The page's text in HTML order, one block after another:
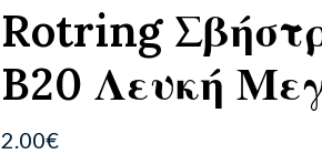
Rotring
B20 Λευκή
2.00€